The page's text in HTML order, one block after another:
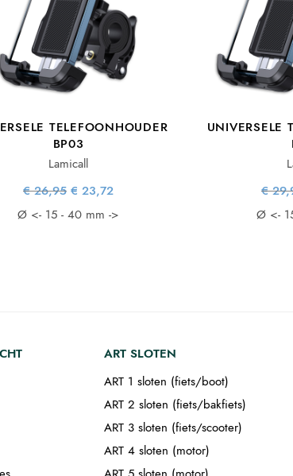
TELEFOONHOUDER
BP03
Lamicall
€26,95 Oorspronkelijke
prijs was:
€ 26,95.
€ 23,72
€ 23,72.
Ø <- 15 - 40 mm ->
UNIVERSELE
€
Ø <-
ART SLOTEN
ART 1 sloten (fiets/boot)
ART 2 sloten (fiets/bakfiets)
ART 3 sloten (fiets/scooter)
ART 4 sloten (motor)